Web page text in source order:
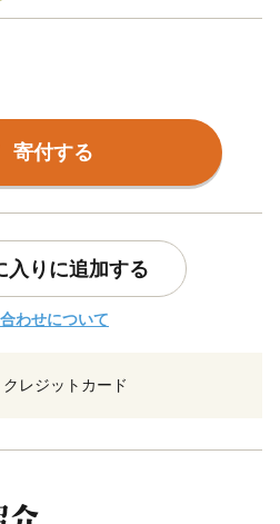
寄付する
入りに追加する
わせについて
クレジットカード